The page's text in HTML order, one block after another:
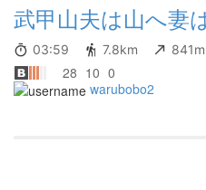
武甲山夫は山へ妻
03:59 7.8km 841m
28 10 0
warubobo2